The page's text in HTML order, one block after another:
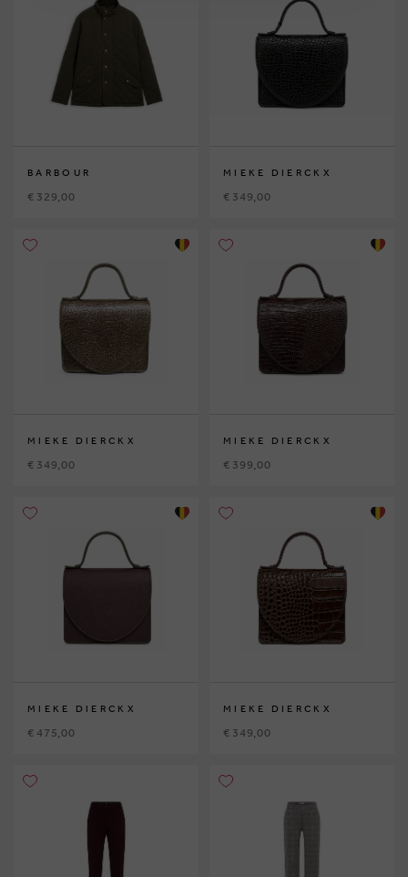
BARBOUR
€ 329,00
MIEKE DIERCKX
€ 349,00
MIEKE DIERCKX
€ 349,00
MIEKE DIERCKX
€ 399,00
MIEKE DIERCKX
€ 475,00
MIEKE DIERCKX
€ 349,00